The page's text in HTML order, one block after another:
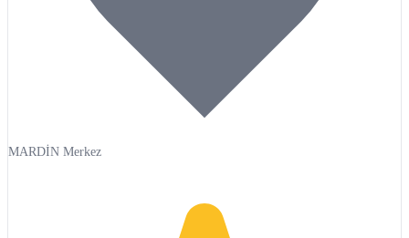
MARDİN Merkez